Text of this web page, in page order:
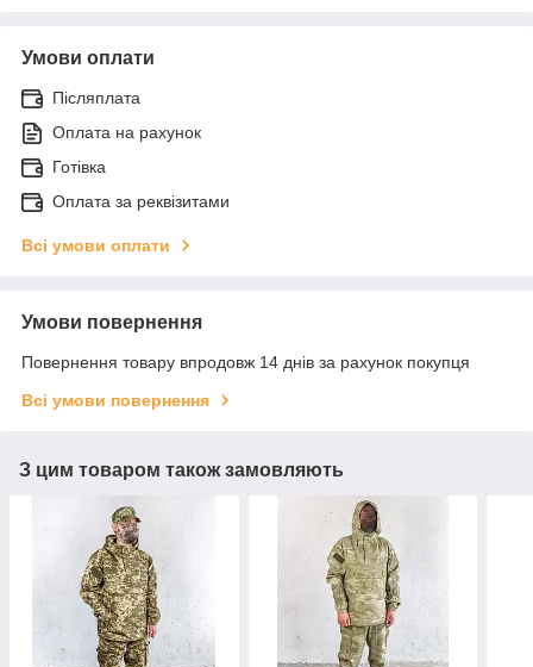
Умови оплати
Післяплата
Оплата на рахунок
Готівка
Оплата за реквізитами
Всі умови оплати
Умови повернення
Повернення товару впродовж 14 днів за рахунок покупця
Всі умови повернення
З цим товаром також замовляють